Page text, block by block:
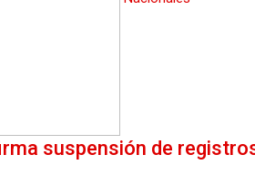
suspensión de